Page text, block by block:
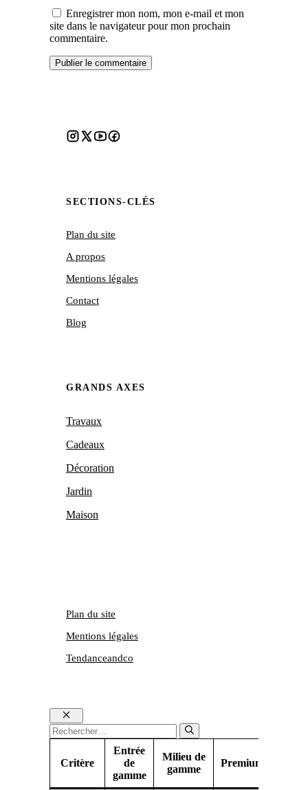
Enregistrer mon nom, mon e-mail et mon
site dans le navigateur pour mon prochain
commentaire.
SECTIONS-CLÉS
Plan du site
A propos
Mentions légales
Contact
Blog
GRANDS AXES
Travaux
Cadeaux
Décoration
Jardin
Maison
Tendanceandco
Plan du site
Mentions légales
Fermer
Rechercher :
Critère
Entrée
de
gamme
Milieu de
gamme
Premium